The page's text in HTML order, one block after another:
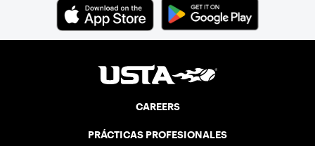
CAREERS
PRÁCTICAS PROFESIONALES